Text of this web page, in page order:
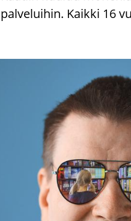
pal­ve­lui­hin. Kaik­ki 16